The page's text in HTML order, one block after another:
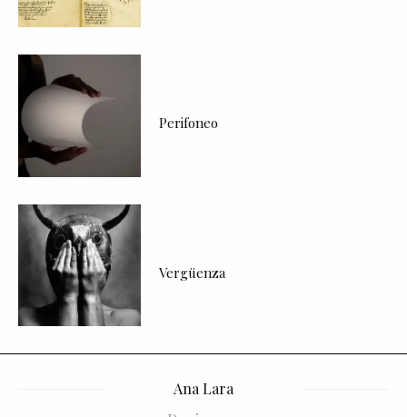
Perifoneo
Vergüenza
Ana Lara